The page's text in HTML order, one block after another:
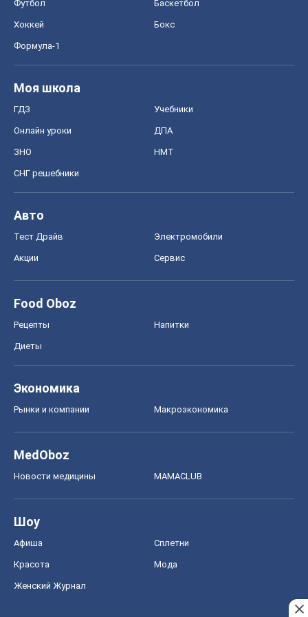
Футбол Баскетбол
Хоккей Бокс
Формула-1
Моя школа
ГДЗ Учебники
Онлайн уроки ДПА
ЗНО НМТ
СНГ решебники
Авто
Тест Драйв Электромобили
Акции Сервис
Food Oboz
Рецепты Напитки
Диеты
Экономика
Рынки и компании Mакроэкономика
MedOboz
Новости медицины MAMACLUB
Шоу
Афиша Сплетни
Красота Мода
Женский Журнал